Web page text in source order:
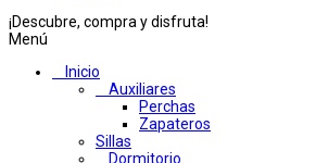
¡Descubre, compra y disfruta!
Menú
Inicio
Auxiliares
Perchas
Zapateros
Sillas
Dormitorio